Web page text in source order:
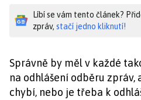
Líbí se vám tento článek?
zpráv, stačí jedno kliknutí!
Správně by měl v každé
na odhlášení odběru
chybí, nebo je třeba k